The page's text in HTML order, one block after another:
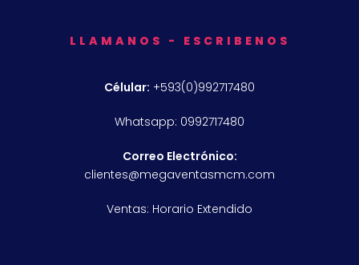
LLAMANOS - ESCRIBENOS
Célular: +593(0)992717480
Whatsapp: 0992717480
Correo Electrónico:
clientes@megaventasmcm.com
Ventas: Horario Extendido